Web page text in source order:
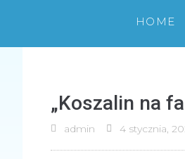
HOME
„Koszalin na
admin 4 stycznia,